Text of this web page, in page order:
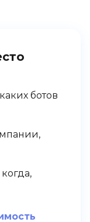
ботов